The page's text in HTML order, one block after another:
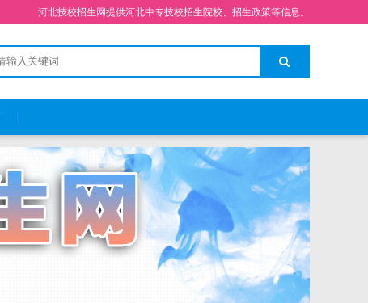
河北技校招生网提供河北中专技校招生院校、招生政策等信息。